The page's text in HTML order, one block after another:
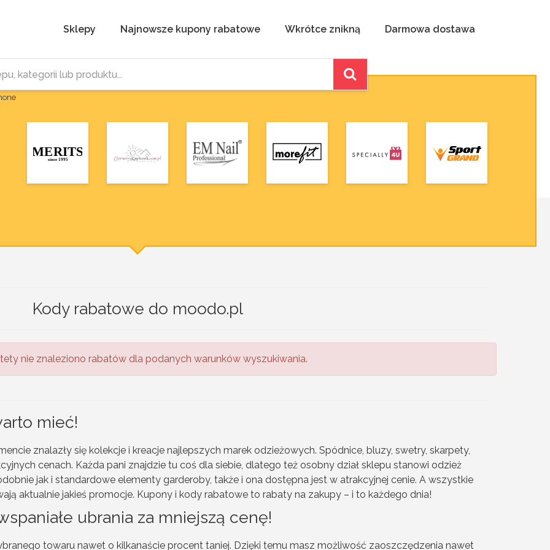
Sklepy Najnowsze kupony rabatowe Wkrótce znikną Darmowa dostawa
Kody rabatowe do moodo.pl
nie znaleziono rabatów dla podanych warunków wyszukiwania.
mieć!
znalazły się kolekcje i kreacje najlepszych marek odzieżowych. Spódnice, bluzy, swetry, skarpety,
cenach. Każda pani znajdzie tu coś dla siebie, dlatego też osobny dział sklepu stanowi odzież
jak i standardowe elementy garderoby, także i ona dostępna jest w atrakcyjnej cenie. A wszystkie
aktualnie jakieś promocje. Kupony i kody rabatowe to rabaty na zakupy – i to każdego dnia!
ubrania za mniejszą cenę!
towaru nawet o kilkanaście procent taniej. Dzięki temu masz możliwość zaoszczędzenia nawet